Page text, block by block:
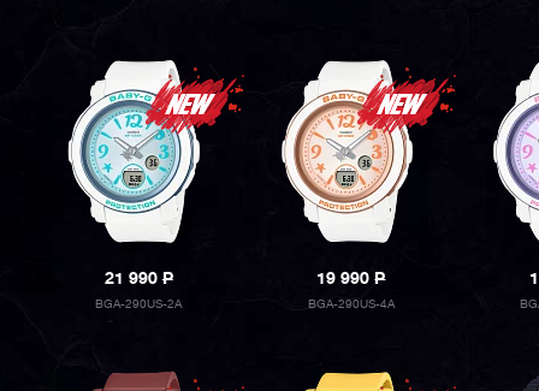
21 990P
BGA-290US-2A
19 990P
BGA-290US-4A